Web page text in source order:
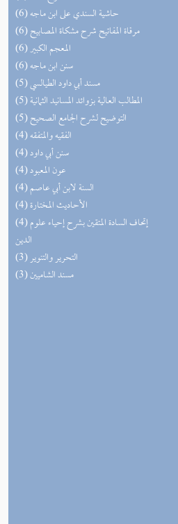
(6) حاشية السندي على ابن ماجه
(6) مرقاة المفاتيح شرح مشكاة المصابيح
(6) المعجم الكبير
(6) سنن ابن ماجه
(5) مسند أبي داود الطيالسي
(5) المطالب العالية بزوائد المسانيد الثمانية
(5) التوضيح لشرح الجامع الصحيح
(4) الفقيه والمتفقه
(4) سنن أبي داود
(4) عون المعبود
(4) السنة لابن أبي عاصم
(4) الأحاديث المختارة
(4) إتحاف السادة المتقين بشرح إحياء علوم
الدين
(3) التحرير والتنوير
(3) مسند الشاميين